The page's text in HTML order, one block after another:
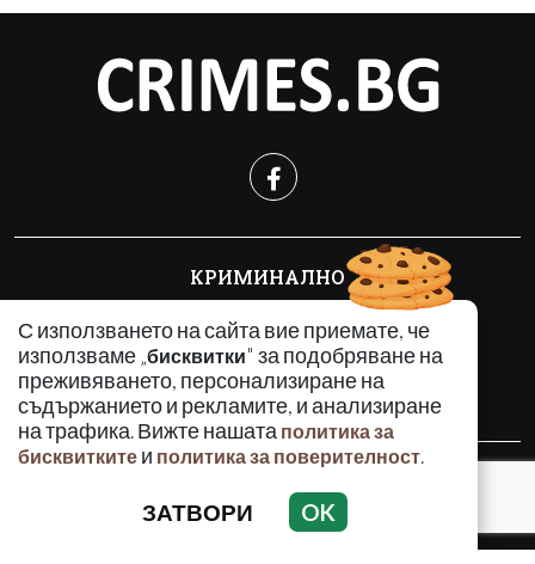
С използването на сайта вие приемате, че
използваме „бисквитки" за подобряване на
преживяването, персонализиране на
съдържанието и рекламите, и анализиране
на трафика. Вижте нашата политика за
бисквитките и политика за поверителност.
ЗАТВОРИ OK
КРИМИНАЛНО
ИНЦИДЕНТИ
АНАЛИЗИ
ПО СВЕТА
ВОДЕЩИ ТЕМИ
Използването и публикуването на част или цялото
съдържание на Crimes.BG без разрешение на Медийна
група Асмара ЕООД е забранено.